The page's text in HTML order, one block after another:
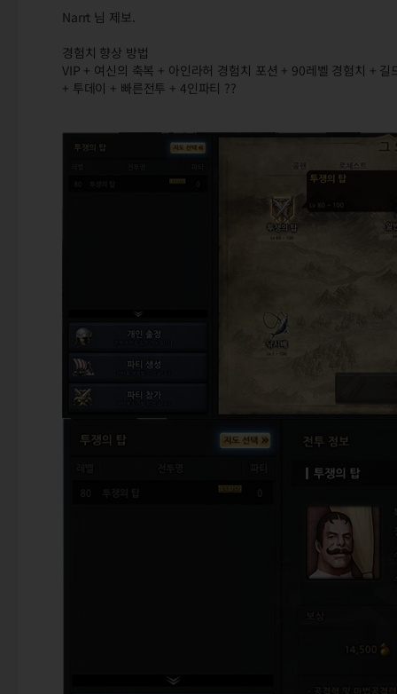
Narrt 님 제보.
경험치 향상 방법
VIP + 여신의 축복 + 아인라허 경험치 포션 + 90레벨 경험치 + 길
+ 투데이 + 빠른전투 + 4인파티 ??